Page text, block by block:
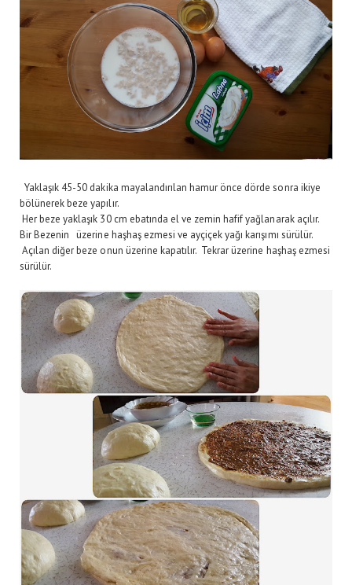
Yaklaşık 45-50 dakika mayalandırılan hamur önce dörde sonra ikiye
bölünerek beze yapılır.
Her beze yaklaşık 30 cm ebatında el ve zemin hafif yağlanarak açılır.
Bir Bezenin üzerine haşhaş ezmesi ve ayçiçek yağı karışımı sürülür.
Açılan diğer beze onun üzerine kapatılır. Tekrar üzerine haşhaş ezmesi
sürülür.